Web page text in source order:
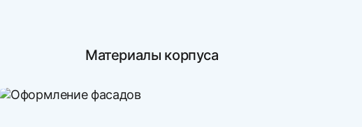
Материалы корпуса